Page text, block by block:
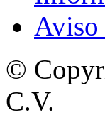
Aviso
©
C.V.